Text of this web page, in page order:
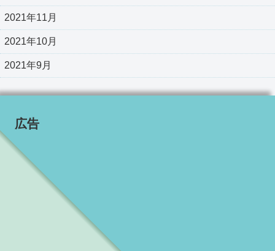
2021年11月
2021年10月
2021年9月
広告